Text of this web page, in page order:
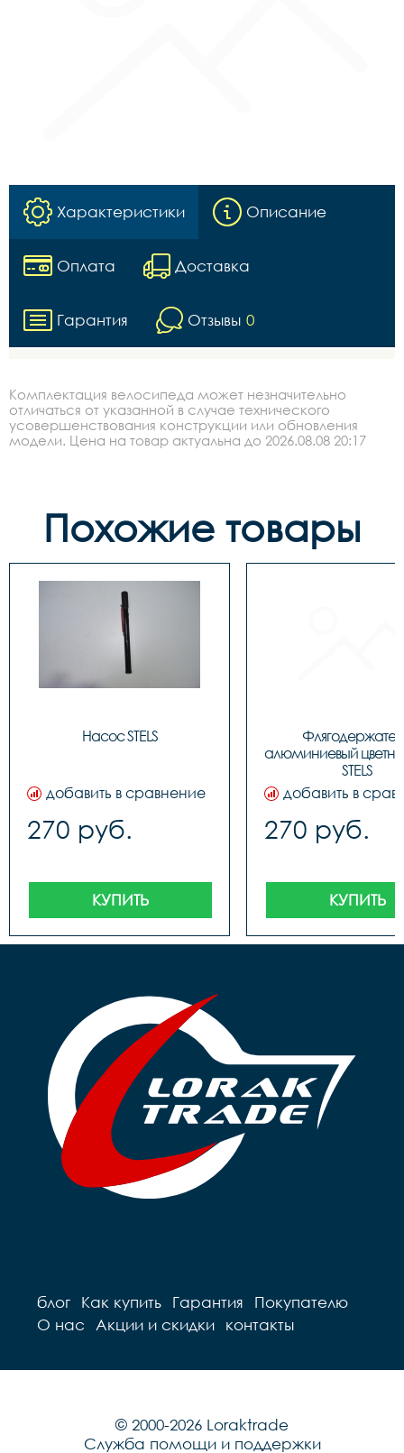
Характеристики Описание
Оплата Доставка
Гарантия Отзывы 0
Комплектация велосипеда может незначительно
отличаться от указанной в случае технического
усовершенствования конструкции или обновления
модели. Цена на товар актуальна до 2026.08.08 20:17
Похожие товары
Насос STELS
добавить в сравнение
270 руб.
КУПИТЬ
алюминиевый
STELS
добавить в
270 руб.
КУПИТЬ
блог Как купить Гарантия
Покупателю
О нас
Акции и скидки контакты
© 2000-2026 Loraktrade
Служба помощи и поддержки